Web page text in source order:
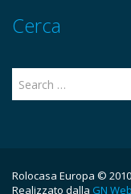
Cerca
Rolocasa Europa ©
Realizzato dalla GN